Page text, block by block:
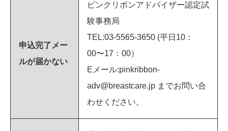
申込完了メー
ルが届かない
ピンクリボンアドバイザー認定試
験事務局
TEL:03-5565-3650 (平日10：
00〜17：00）
Eメール:pinkribbon-
adv@breastcare.jp までお問い合
わせください。